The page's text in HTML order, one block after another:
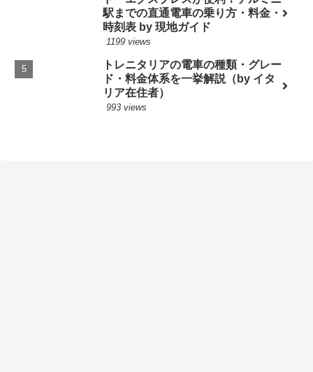
駅までの直通電車の乗り方・料金・
時刻表 by 現地ガイド
1199 views
トレニタリアの電車の種類・グレー
ド・料金体系を一挙解説（by イタ
リア在住者）
993 views